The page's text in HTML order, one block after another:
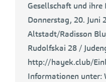
Gesellschaft und
Donnerstag, 20. Juni
Altstadt/Radisson
Rudolfskai 28 /
http://hayek.club/
Informationen unter: